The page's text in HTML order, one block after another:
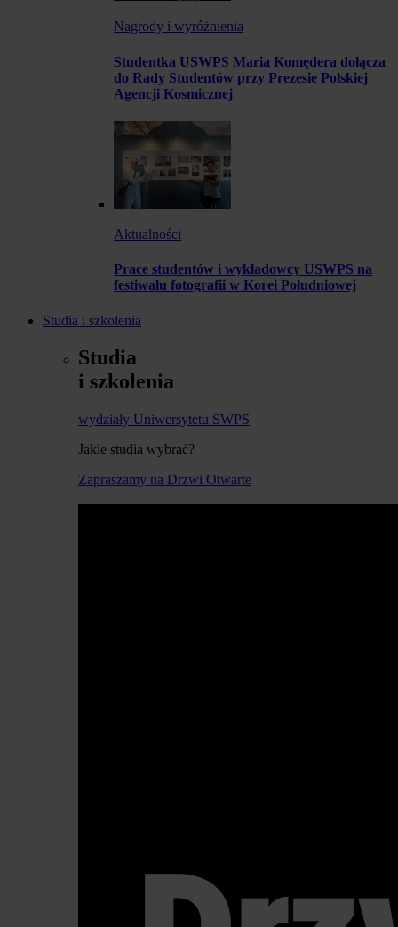
Nagrody i wyróżnienia
Studentka USWPS Maria Komędera dołącza
do Rady Studentów przy Prezesie Polskiej
Agencji Kosmicznej
Aktualności
Prace studentów i wykładowcy USWPS na
festiwalu fotografii w Korei Południowej
Studia i szkolenia
Studia
i szkolenia
wydziały Uniwersytetu SWPS
Jakie studia wybrać?
Zapraszamy na Drzwi Otwarte